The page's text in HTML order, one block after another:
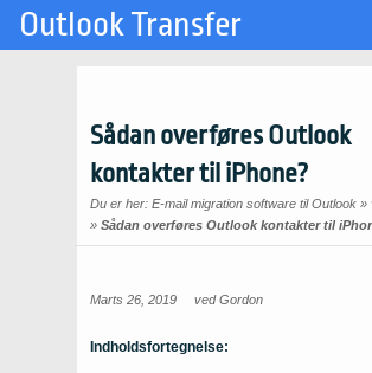
Sådan overføres Outlook
kontakter til iPhone?
Du er her: E-mail migration software til Outlook »
» Sådan overføres Outlook kontakter til
Marts 26, 2019 vedGordon
Indholdsfortegnelse:
Outlook Transfer